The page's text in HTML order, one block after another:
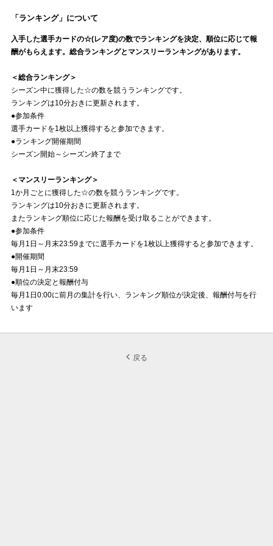
「ランキング」について
入手した選手カードの☆(レア度)の数でランキングを決定、順位に応じて報
酬がもらえます。総合ランキングとマンスリーランキングがあります。
＜総合ランキング＞
シーズン中に獲得した☆の数を競うランキングです。
ランキングは10分おきに更新されます。
●参加条件
選手カードを1枚以上獲得すると参加できます。
●ランキング開催期間
シーズン開始～シーズン終了まで
＜マンスリーランキング＞
1か月ごとに獲得した☆の数を競うランキングです。
ランキングは10分おきに更新されます。
またランキング順位に応じた報酬を受け取ることができます。
●参加条件
毎月1日～月末23:59までに選手カードを1枚以上獲得すると参加できます。
●開催期間
毎月1日～月末23:59
●順位の決定と報酬付与
毎月1日0:00に前月の集計を行い、ランキング順位が決定後、報酬付与を行
います
戻る